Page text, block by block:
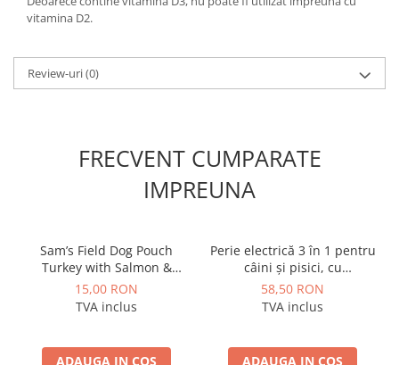
vitamina D2.
Review-uri(0)
FRECVENT CUMPARATE
IMPREUNA
Sam’s Field Dog Pouch
Turkey with Salmon &
Linseed Oil for Puppy 260 g
– Hrană umedă completă
15,00 RON
TVA inclus
ADAUGA IN COS
Perie electrică 3 în 1 pentru
câini și pisici, cu
pulverizare fină, masaj,
autocurățare și încărcare
58,50 RON
TVA inclus
ADAUGA IN COS